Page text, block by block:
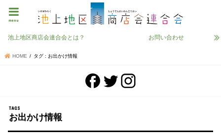
menu
池上地区商店会連合会とは？ お問い合わせ
HOME タグ : お出かけ情報
お出かけ情報